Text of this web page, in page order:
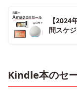
【2024
間スケ
Kindle本のセ